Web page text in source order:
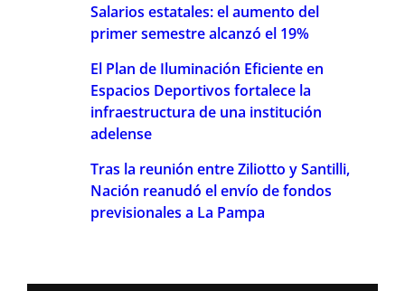
Salarios estatales: el aumento del
primer semestre alcanzó el 19%
El Plan de Iluminación Eficiente en
Espacios Deportivos fortalece la
infraestructura de una institución
adelense
Tras la reunión entre Ziliotto y Santilli,
Nación reanudó el envío de fondos
previsionales a La Pampa